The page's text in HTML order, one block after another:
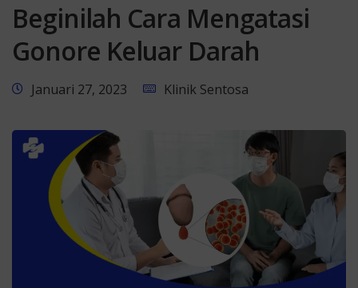
Beginilah Cara Mengatasi
Gonore Keluar Darah
Januari 27, 2023 Klinik Sentosa